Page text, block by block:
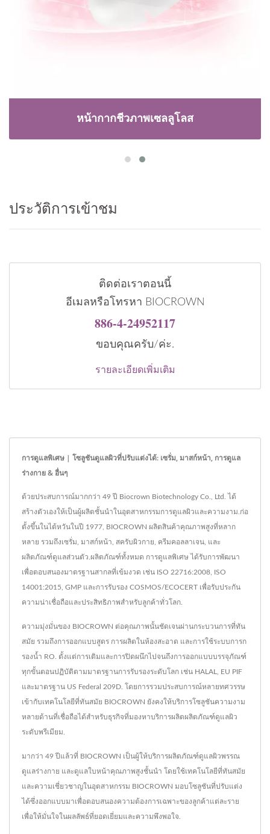
หน้ากากชีวภาพเซลลูโลส
ประวัติการเข้าชม
ติดต่อเราตอนนี้
อีเมลหรือโทรหา BIOCROWN
886-4-24952117
ขอบคุณครับ/ค่ะ.
รายละเอียดเพิ่มเติม
การดูแลพิเศษ | โซลูชันดูแลผิวที่ปรับแต่งได้: เซรั่ม, มาสก์หน้า, การดูแล
ร่างกาย & อื่นๆ
ด้วยประสบการณ์มากกว่า 49 ปี Biocrown Biotechnology Co., Ltd. ได้
สร้างตัวเองให้เป็นผู้ผลิตชั้นนำในอุตสาหกรรมการดูแลผิวและความงาม.ก่อ
ตั้งขึ้นในไต้หวันในปี 1977, BIOCROWN ผลิตสินค้าคุณภาพสูงที่หลาก
หลาย รวมถึงเซรั่ม, มาสก์หน้า, สครับผิวกาย, ครีมคอลลาเจน, และ
ผลิตภัณฑ์ดูแลส่วนตัว.ผลิตภัณฑ์ทั้งหมด การดูแลพิเศษ ได้รับการพัฒนา
เพื่อตอบสนองมาตรฐานสากลที่เข้มงวด เช่น ISO 22716:2008, ISO
14001:2015, GMP และการรับรอง COSMOS/ECOCERT เพื่อรับประกัน
ความน่าเชื่อถือและประสิทธิภาพสำหรับลูกค้าทั่วโลก.
ความมุ่งมั่นของ BIOCROWN ต่อคุณภาพนั้นชัดเจนผ่านกระบวนการที่ทัน
สมัย รวมถึงการออกแบบสูตร การผลิตในห้องสะอาด และการใช้ระบบการก
รองน้ำ RO. ตั้งแต่การเติมและการปิดผนึกไปจนถึงการออกแบบบรรจุภัณฑ์
ทุกขั้นตอนปฏิบัติตามมาตรฐานการรับรองระดับโลก เช่น HALAL, EU PIF
และมาตรฐาน US Federal 209D. โดยการรวมประสบการณ์หลายทศวรรษ
เข้ากับเทคโนโลยีที่ทันสมัย BIOCROWN ยังคงให้บริการโซลูชันความงาม
หลายด้านที่เชื่อถือได้สำหรับธุรกิจที่มองหาบริการผลิตผลิตภัณฑ์ดูแลผิว
ระดับพรีเมียม.
มากว่า 49 ปีแล้วที่ BIOCROWN เป็นผู้ให้บริการผลิตภัณฑ์ดูแลผิวพรรณ
ดูแลร่างกาย และดูแลใบหน้าคุณภาพสูงชั้นนำ โดยใช้เทคโนโลยีที่ทันสมัย
และความเชี่ยวชาญในอุตสาหกรรม BIOCROWN มอบโซลูชันที่ปรับแต่ง
ได้ซึ่งออกแบบมาเพื่อตอบสนองความต้องการเฉพาะของลูกค้าแต่ละราย
เพื่อให้มั่นใจในผลลัพธ์ที่ยอดเยี่ยมและความพึงพอใจ.